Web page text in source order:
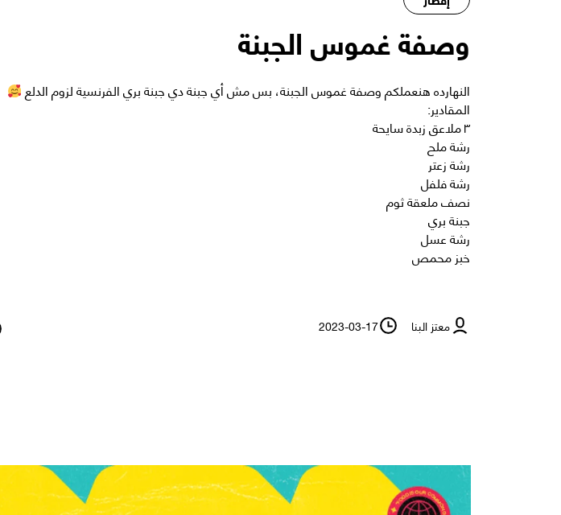
وصفة غموس الجبنة
النهارده هنعملكم وصفة غموس الجبنة، بس مش أي جبنة دي جبنة بري الفرنسية لزوم الدلع
المقادير:
٣ ملاعق زبدة سايحة
رشة ملح
رشة زعتر
رشة فلفل
نصف ملعقة ثوم
جبنة بري
رشة عسل
خبز محمص
معتز البنا 2023-03-17